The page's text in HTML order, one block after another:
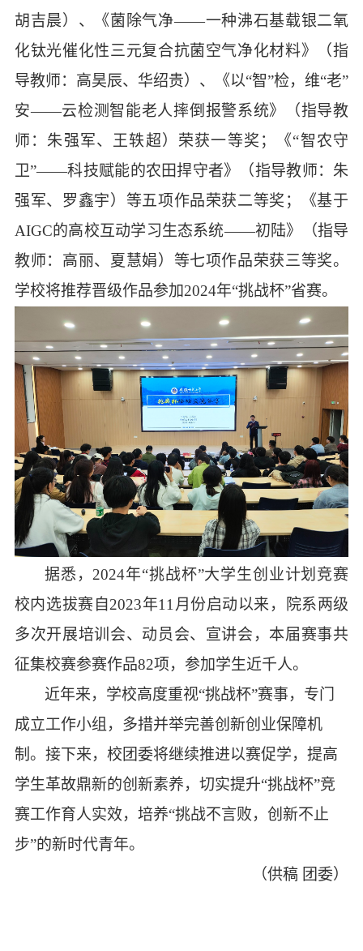
胡吉晨）、《菌除气净——一种沸石基载银二氧
化钛光催化性三元复合抗菌空气净化材料》（指
导教师：高昊辰、华绍贵）、《以“智”检，维“老”
安——云检测智能老人摔倒报警系统》（指导教
师：朱强军、王轶超）荣获一等奖；《“智农守
卫”——科技赋能的农田捍守者》（指导教师：朱
强军、罗鑫宇）等五项作品荣获二等奖；《基于
AIGC的高校互动学习生态系统——初陆》（指导
教师：高丽、夏慧娟）等七项作品荣获三等奖。
学校将推荐晋级作品参加2024年“挑战杯”省赛。
据悉，2024年“挑战杯”大学生创业计划竞赛
校内选拔赛自2023年11月份启动以来，
院系两级
多次开展培训会、动员会、宣讲会，本届赛事共
征集校赛参赛作品82项，参加学生近千人。
近年来，学校高度重视“挑战杯”赛事，专门
成立工作小组，多措并举完善创新创业保障机
制 。 接下来，校团委将继续推进以赛促学，提高
学生革故鼎新的创新素养，切实提升“挑战杯”竞
赛工作育人实效， 培养“挑战不言败，创新不止
步”的新时代青年。
（供稿 团委）